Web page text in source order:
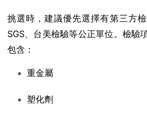
挑選時，建議優先選擇有第三方
SGS、台美檢驗等公正單位。檢驗
包含：
重金屬
塑化劑